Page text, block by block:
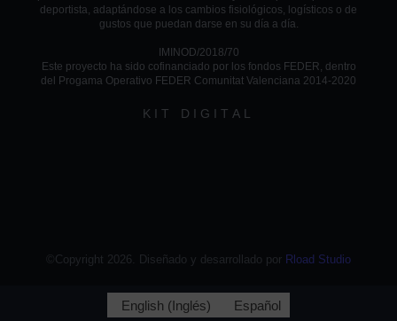
deportista, adaptándose a los cambios fisiológicos, logísticos o de
gustos que puedan darse en su día a día.
IMINOD/2018/70
Este proyecto ha sido cofinanciado por los fondos FEDER, dentro
del Progama Operativo FEDER Comunitat Valenciana 2014-2020
KIT DIGITAL
©Copyright 2026. Diseñado y desarrollado por Rload Studio
English (Inglés) Español